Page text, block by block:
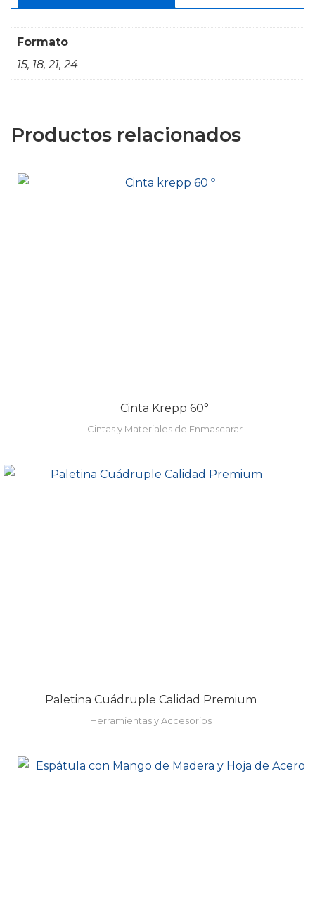
Formato
15, 18, 21, 24
Productos relacionados
Cinta Krepp 60°
Cintas y Materiales de Enmascarar
Paletina Cuádruple Calidad Premium
Herramientas y Accesorios